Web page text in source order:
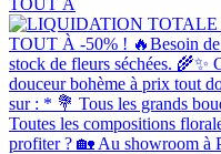
TOUT À